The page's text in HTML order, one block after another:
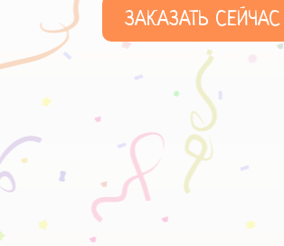
ЗАКАЗАТЬ СЕЙЧАС